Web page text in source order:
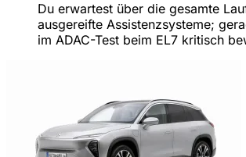
Du erwartest über die gesamte
ausgereifte Assistenzsysteme;
im ADAC-Test beim EL7 kritisch